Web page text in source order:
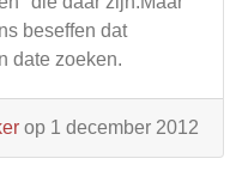
beseffen dat
date zoeken.
op 1 december 2012